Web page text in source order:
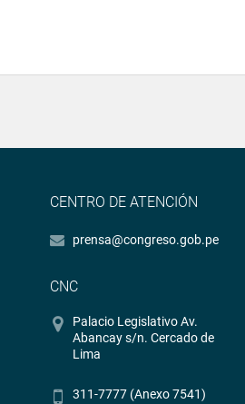
CENTRO DE ATENCIÓN
prensa@congreso.gob.pe
CNC
Palacio Legislativo Av.
Abancay s/n. Cercado de
Lima
311-7777 (Anexo 7541)